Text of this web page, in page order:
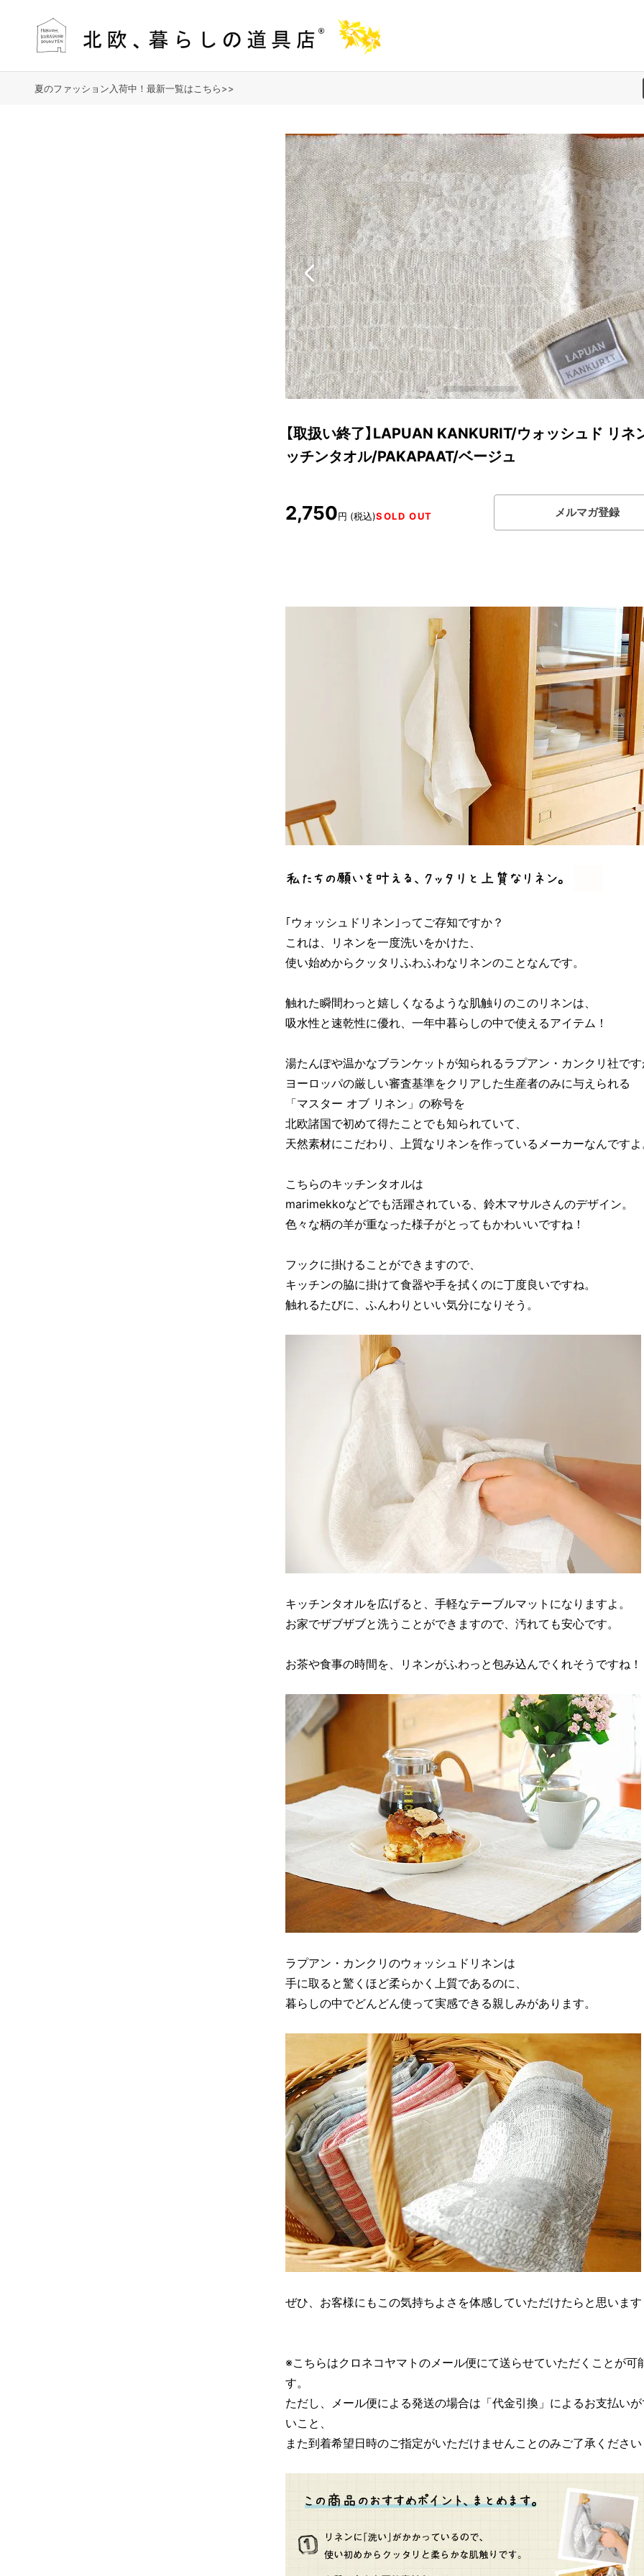
夏のファッション入荷中！最新一覧はこちら>>
【取扱い終了】LAPUAN KANKURIT/ウォッシュド リネ
ッチンタオル/PAKAPAAT/ベージュ
2,750円 (税込)SOLD OUT メルマガ登録
｢ウォッシュドリネン｣ってご存知ですか？
これは、リネンを一度洗いをかけた、
使い始めからクッタリふわふわなリネンのことなんです。
触れた瞬間わっと嬉しくなるような肌触りのこのリネンは、
吸水性と速乾性に優れ、一年中暮らしの中で使えるアイテム！
湯たんぽや温かなブランケットが知られるラプアン・カンクリ社で
ヨーロッパの厳しい審査基準をクリアした生産者のみに与えられる
「マスター オブ リネン」の称号を
北欧諸国で初めて得たことでも知られていて、
天然素材にこだわり、上質なリネンを作っているメーカーなんです
こちらのキッチンタオルは
marimekkoなどでも活躍されている、鈴木マサルさんのデザイン。
色々な柄の羊が重なった様子がとってもかわいいですね！
フックに掛けることができますので、
キッチンの脇に掛けて食器や手を拭くのに丁度良いですね。
触れるたびに、ふんわりといい気分になりそう。
キッチンタオルを広げると、手軽なテーブルマットになりますよ。
お家でザブザブと洗うことができますので、汚れても安心です。
お茶や食事の時間を、リネンがふわっと包み込んでくれそうですね！
ラプアン・カンクリのウォッシュドリネンは
手に取ると驚くほど柔らかく上質であるのに、
暮らしの中でどんどん使って実感できる親しみがあります。
ぜひ、お客様にもこの気持ちよさを体感していただけたらと思いま
※こちらはクロネコヤマトのメール便にて送らせていただくことが可
す。
ただし、メール便による発送の場合は「代金引換」によるお支払い
いこと、
また到着希望日時のご指定がいただけませんことのみご了承くださ